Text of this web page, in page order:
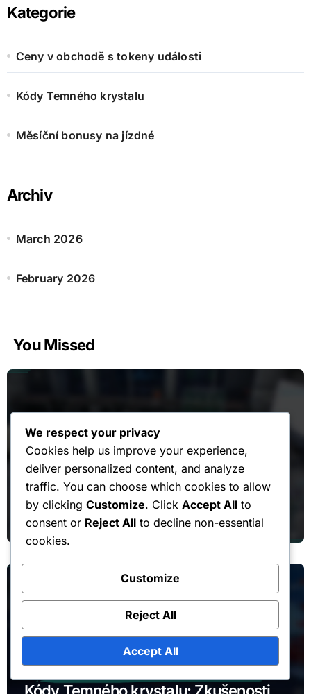
Kategorie
Ceny v obchodě s tokeny události
Kódy Temného krystalu
Měsíční bonusy na jízdné
Archiv
March 2026
February 2026
You Missed
Měsíční bonusy na jízdné
Měsíční průkaz: Dopad na hru –
Výhody, nevýhody
Kódy Temného krystalu
We respect your privacy
Cookies help us improve your experience,
deliver personalized content, and analyze
traffic. You can choose which cookies to allow
by clicking Customize. Click Accept All to
consent or Reject All to decline non-essential
cookies.
Customize
Reject All
Accept All